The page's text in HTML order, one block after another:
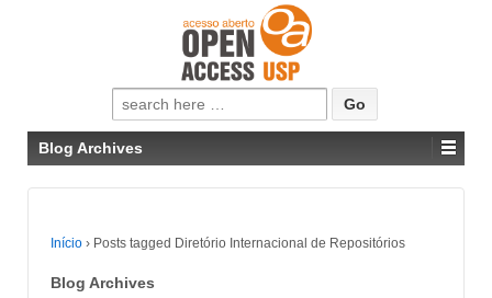
Pesquisar
por:
Blog Archives
Início › Posts tagged Diretório Internacional de Repositórios
Blog Archives